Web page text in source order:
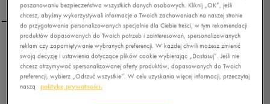
PUMA CARSON RUNNER
0.0(0)
poszanowaniu bezpieczeństwa wszystkich danych osobowych. Kliknij „OK”, jeśli
chcesz, abyśmy wykorzystywali informacje o Twoich zachowaniach na naszej stronie
do przygotowania personalizowanych specjalnie dla Ciebie treści, w tym rekomendacji
produktów dopasowanych do Twoich potrzeb i zainteresowań, spersonalizowanych
reklam czy zapamiętywanie wybranych preferencji. W każdej chwili możesz zmienić
swoją decyzję i ustawienia dotyczące plików cookie wybierając „Dostosuj”. Jeśli nie
chcesz otrzymywać spersonalizowanej oferty produktów, dopasowanych do Twoich
preferencji, wybierz „Odrzuć wszystkie”. W celu uzyskania więcej informacji, przeczytaj
naszą
politykę prywatności.